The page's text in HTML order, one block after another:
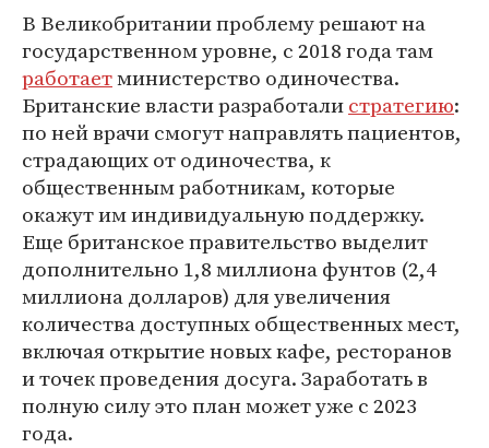
В Великобритании проблему решают на
государственном уровне, с 2018 года там
работаетминистерство одиночества.
Британские власти разработалистратегию:
по ней врачи смогут направлять пациентов,
страдающих от одиночества, к
общественным работникам, которые
окажут им индивидуальную поддержку.
Еще британское правительство выделит
дополнительно 1,8 миллиона фунтов (2,4
миллиона долларов) для увеличения
количества доступных общественных мест,
включая открытие новых кафе, ресторанов
и точек проведения досуга. Заработать в
полную силу это план может уже с 2023
года.